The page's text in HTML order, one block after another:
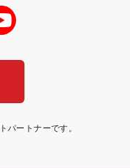
パートナーです。